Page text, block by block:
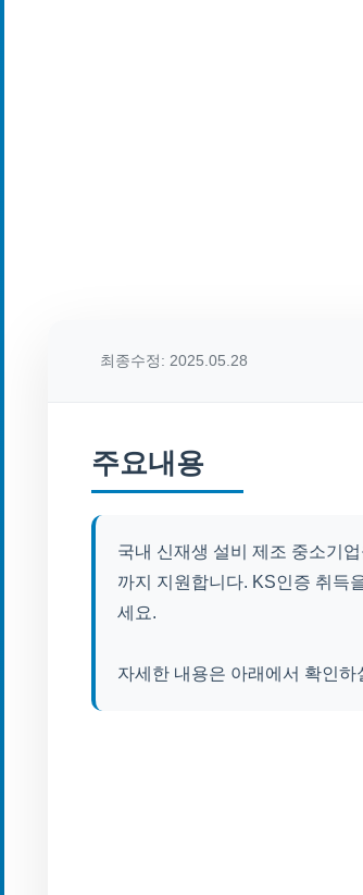
최종수정: 2025.05.28
주요내용
국내 신재생 설비 제조 중소기
까지 지원합니다. KS인증 취득
세요.
자세한 내용은 아래에서 확인하